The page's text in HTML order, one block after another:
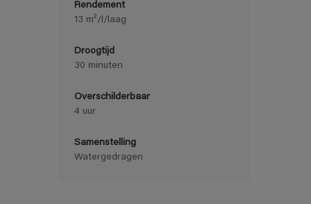
Rendement
13 m²/l/laag
Droogtijd
30 minuten
Overschilderbaar
4 uur
Samenstelling
Watergedragen